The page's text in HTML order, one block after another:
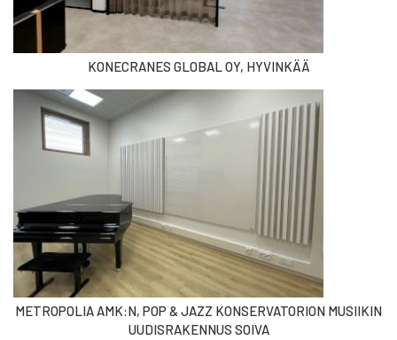
KONECRANES GLOBAL OY, HYVINKÄÄ
METROPOLIA AMK:N, POP & JAZZ KONSERVATORION MUSIIKIN
UUDISRAKENNUS SOIVA